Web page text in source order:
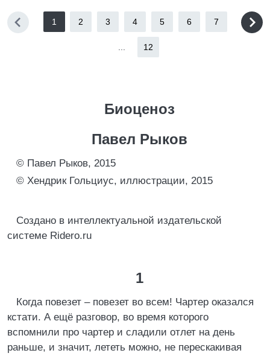
1 2 3 4 5 6 7
12
Биоценоз
Павел Рыков
© Павел Рыков, 2015
© Хендрик Гольциус, иллюстрации, 2015
Создано в интеллектуальной издательской
системе Ridero.ru
1
Когда повезет – повезет во всем! Чартер оказался
кстати. А ещё разговор, во время которого
вспомнили про чартер и сладили отлет на день
раньше, и значит, лететь можно, не перескакивая